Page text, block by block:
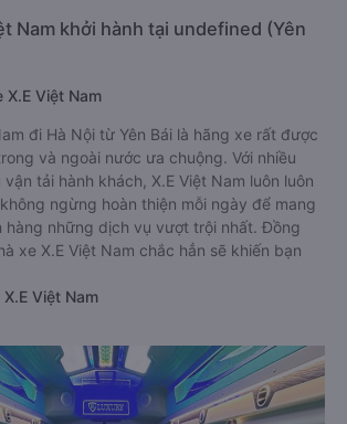
Nam khởi hành tại undefined (Yên
X.E Việt Nam
đi Hà Nội từ Yên Bái là hãng xe rất được
và ngoài nước ưa chuộng. Với nhiều
tải hành khách, X.E Việt Nam luôn luôn
ngừng hoàn thiện mỗi ngày để mang
hàng những dịch vụ vượt trội nhất. Đồng
xe X.E Việt Nam chắc hẳn sẽ khiến bạn
Việt Nam